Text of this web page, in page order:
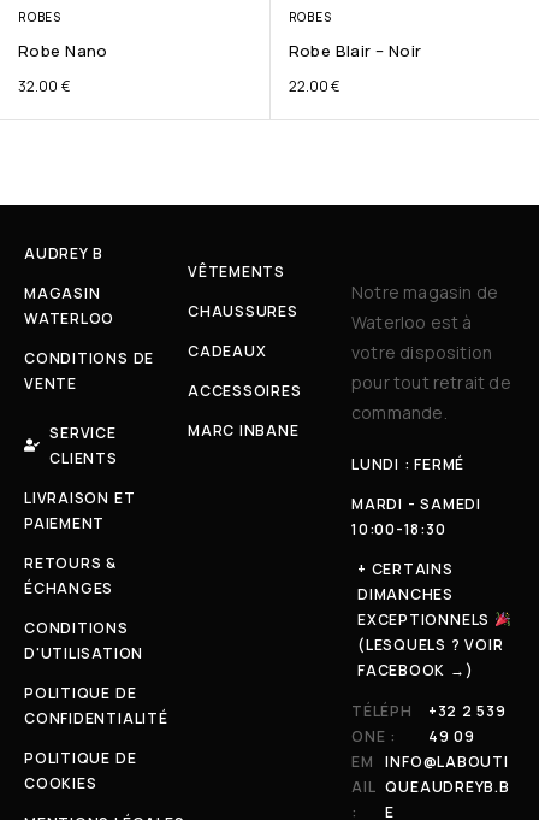
ROBES
Robe Nano
32.00 €
ROBES
Robe Blair – Noir
22.00€
AUDREY B
MAGASIN
WATERLOO
CONDITIONS DE
VENTE
SERVICE
CLIENTS
LIVRAISON ET
PAIEMENT
RETOURS &
ÉCHANGES
CONDITIONS
D'UTILISATION
POLITIQUE DE
CONFIDENTIALITÉ
POLITIQUE DE
COOKIES
VÊTEMENTS
CHAUSSURES
CADEAUX
ACCESSOIRES
MARC INBANE
Notre magasin de
Waterloo est à
votre disposition
pour tout retrait de
commande.
LUNDI : FERMÉ
MARDI - SAMEDI
10:00-18:30
+ CERTAINS
DIMANCHES
EXCEPTIONNELS
(LESQUELS ? VOIR
FACEBOOK →)
TÉLÉPH
ONE :
+32 2 539
49 09
EM
AIL
:
INFO@LABOUTI
QUEAUDREYB.B
E